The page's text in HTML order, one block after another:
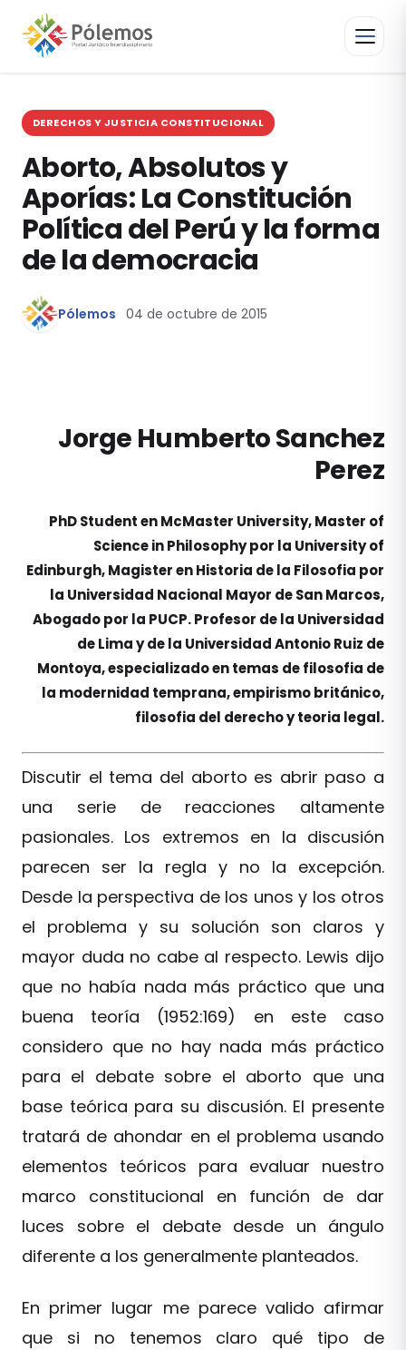
DERECHOS Y JUSTICIA CONSTITUCIONAL
Aborto, Absolutos y
Aporías: La Constitución
Política del Perú y la forma
de la democracia
Pólemos 04 de octubre de 2015
Jorge Humberto Sanchez
Perez
PhD Student en McMaster University, Master of
Science in Philosophy por la University of
Edinburgh, Magister en Historia de la Filosofia por
la Universidad Nacional Mayor de San Marcos,
Abogado por la PUCP. Profesor de la Universidad
de Lima y de la Universidad Antonio Ruiz de
Montoya, especializado en temas de filosofia de
la modernidad temprana, empirismo británico,
filosofia del derecho y teoria legal.
Discutir el tema del aborto es abrir paso a
una serie de reacciones altamente
pasionales. Los extremos en la discusión
parecen ser la regla y no la excepción.
Desde la perspectiva de los unos y los otros
el problema y su solución son claros y
mayor duda no cabe al respecto. Lewis dijo
que no había nada más práctico que una
buena teoría (1952:169) en este caso
considero que no hay nada más práctico
para el debate sobre el aborto que una
base teórica para su discusión. El presente
tratará de ahondar en el problema usando
elementos teóricos para evaluar nuestro
marco constitucional en función de dar
luces sobre el debate desde un ángulo
diferente a los generalmente planteados.
En primer lugar me parece valido afirmar
que si no tenemos claro qué tipo de